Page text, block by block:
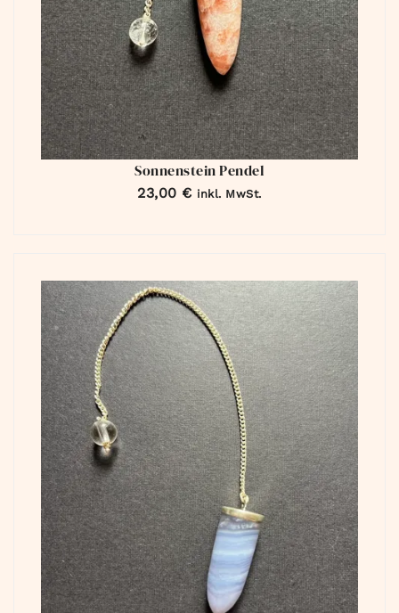
Sonnenstein Pendel
23,00 € inkl. MwSt.